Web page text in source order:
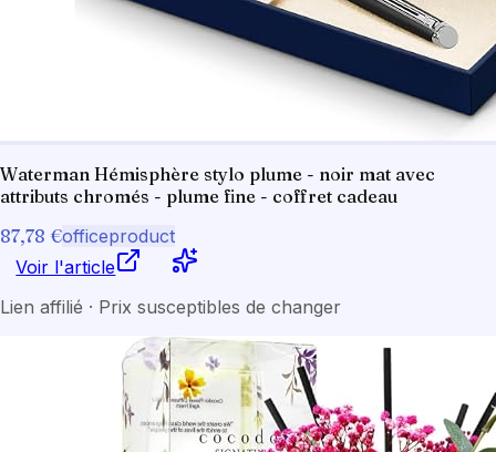
Waterman Hémisphère stylo plume - noir mat avec
attributs chromés - plume fine - coffret cadeau
87,78 €officeproduct
Voir l'article
Lien affilié · Prix susceptibles de changer